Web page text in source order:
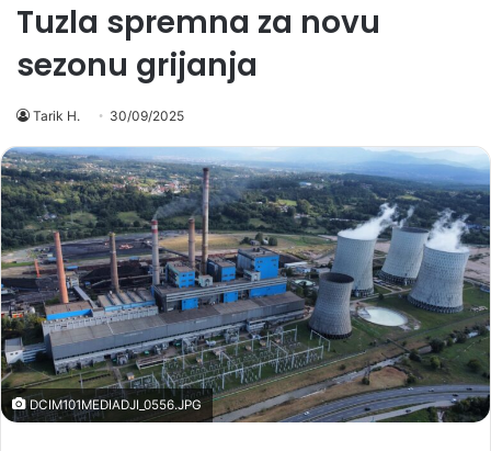
Tuzla spremna za novu
sezonu grijanja
Tarik H. 30/09/2025
DCIM101MEDIADJI_0556.JPG